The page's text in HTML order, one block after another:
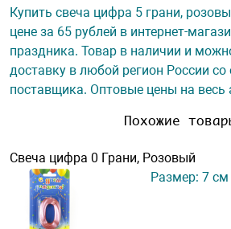
Купить свеча цифра 5 грани,
цене за 65 рублей в интернет-
праздника. Товар в наличии и
доставку в любой регион России со
поставщика. Оптовые цены на весь
Похожие
Свеча цифра 0 Грани, Розовый
Размер: 7 см